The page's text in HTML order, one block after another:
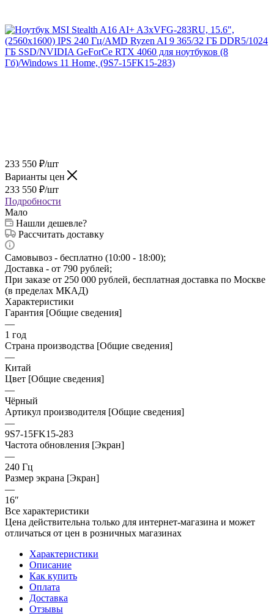
233 550 ₽/шт
Варианты цен
233 550 ₽/шт
Подробности
Мало
Нашли дешевле?
Рассчитать доставку
Самовывоз - бесплатно (10:00 - 18:00);
Доставка - от 790 рублей;
При заказе от 250 000 рублей, бесплатная доставка по Москве
(в пределах МКАД)
Характеристики
Гарантия [Общие сведения]
—
1 год
Страна производства [Общие сведения]
—
Китай
Цвет [Общие сведения]
—
Чёрный
Артикул производителя [Общие сведения]
—
9S7-15FK15-283
Частота обновления [Экран]
—
240 Гц
Размер экрана [Экран]
—
16″
Все характеристики
Цена действительна только для интернет-магазина и может
отличаться от цен в розничных магазинах
Характеристики
Описание
Как купить
Оплата
Доставка
Отзывы